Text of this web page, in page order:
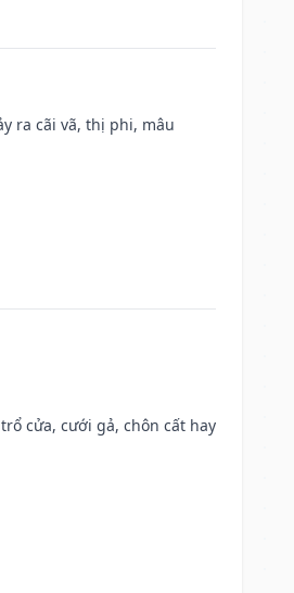
ra cãi vã, thị phi, mâu
cửa, cưới gả, chôn cất hay